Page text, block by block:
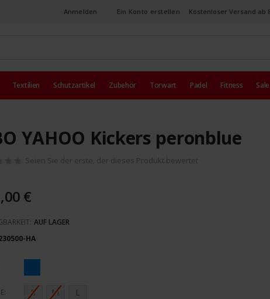
Anmelden Ein Konto erstellen Kostenloser Versand ab
Textilien Schutzartikel Zubehör Torwart Padel Fitness Sale
YAHOO Kickers peronblue
Seien Sie der erste, der dieses Produkt bewertet
€
AUF LAGER
HA
S M L